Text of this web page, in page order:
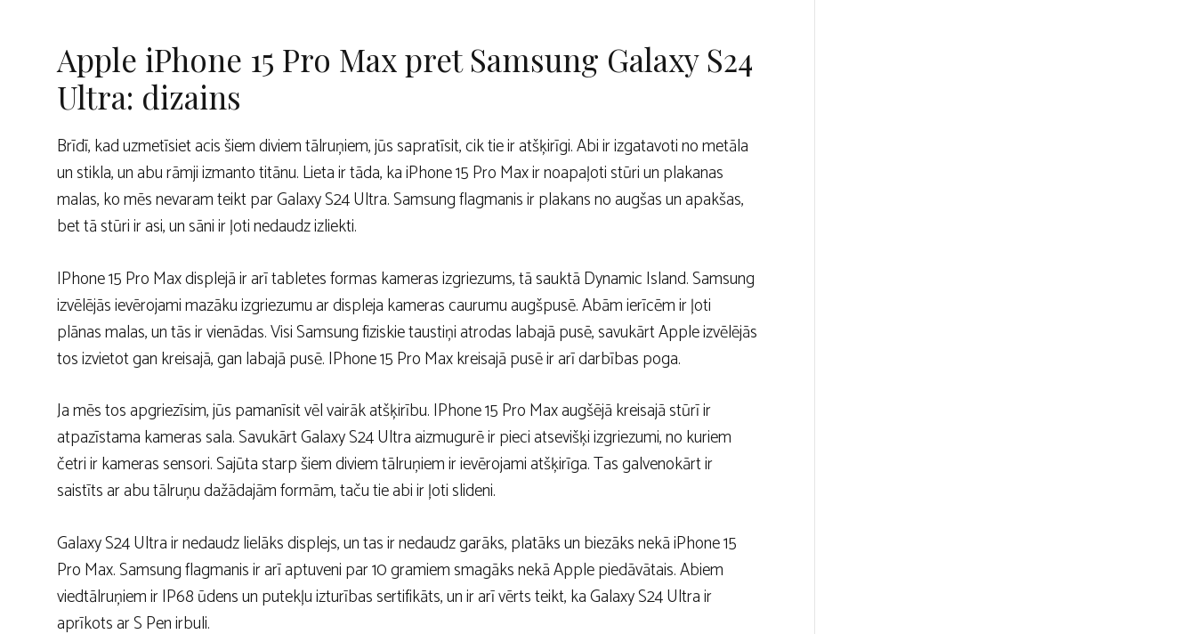
Apple iPhone 15 Pro Max pret Samsung Galaxy S24
Ultra: dizains
Brīdī, kad uzmetīsiet acis šiem diviem tālruņiem, jūs sapratīsit, cik tie ir atšķirīgi. Abi ir izgatavoti no metāla
un stikla, un abu rāmji izmanto titānu. Lieta ir tāda, ka iPhone 15 Pro Max ir noapaļoti stūri un plakanas
malas, ko mēs nevaram teikt par Galaxy S24 Ultra. Samsung flagmanis ir plakans no augšas un apakšas,
bet tā stūri ir asi, un sāni ir ļoti nedaudz izliekti.
IPhone 15 Pro Max displejā ir arī tabletes formas kameras izgriezums, tā sauktā Dynamic Island. Samsung
izvēlējās ievērojami mazāku izgriezumu ar displeja kameras caurumu augšpusē. Abām ierīcēm ir ļoti
plānas malas, un tās ir vienādas. Visi Samsung fiziskie taustiņi atrodas labajā pusē, savukārt Apple izvēlējās
tos izvietot gan kreisajā, gan labajā pusē. IPhone 15 Pro Max kreisajā pusē ir arī darbības poga.
Ja mēs tos apgriezīsim, jūs pamanīsit vēl vairāk atšķirību. IPhone 15 Pro Max augšējā kreisajā stūrī ir
atpazīstama kameras sala. Savukārt Galaxy S24 Ultra aizmugurē ir pieci atsevišķi izgriezumi, no kuriem
četri ir kameras sensori. Sajūta starp šiem diviem tālruņiem ir ievērojami atšķirīga. Tas galvenokārt ir
saistīts ar abu tālruņu dažādajām formām, taču tie abi ir ļoti slideni.
Galaxy S24 Ultra ir nedaudz lielāks displejs, un tas ir nedaudz garāks, platāks un biezāks nekā iPhone 15
Pro Max. Samsung flagmanis ir arī aptuveni par 10 gramiem smagāks nekā Apple piedāvātais. Abiem
viedtālruņiem ir IP68 ūdens un putekļu izturības sertifikāts, un ir arī vērts teikt, ka Galaxy S24 Ultra ir
aprīkots ar S Pen irbuli.